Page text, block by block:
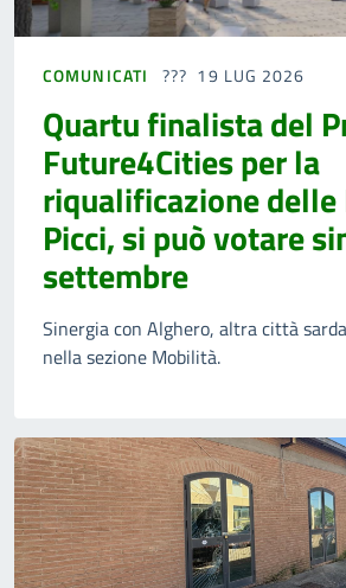
COMUNICATI 19 LUG 2026
Quartu finalista del
Future4Cities per la
riqualificazione delle
Picci, si può votare
settembre
Sinergia con Alghero, altra città
nella sezione Mobilità.